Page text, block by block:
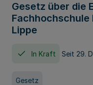
Gesetz über die
Lippe
In Kraft Seit 29.
Gesetz